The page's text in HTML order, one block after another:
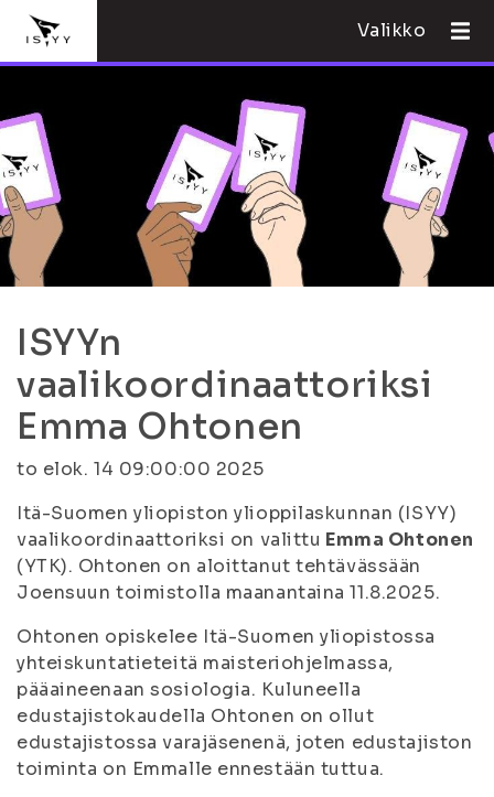
Valikko
ISYYn
vaalikoordinaattoriksi
Emma Ohtonen
to elok. 14 09:00:00 2025
Itä-Suomen yliopiston ylioppilaskunnan (ISYY)
vaalikoordinaattoriksi on valittu Emma Ohtonen
(YTK). Ohtonen on aloittanut tehtävässään
Joensuun toimistolla maanantaina 11.8.2025.
Ohtonen opiskelee Itä-Suomen yliopistossa
yhteiskuntatieteitä maisteriohjelmassa,
pääaineenaan sosiologia. Kuluneella
edustajistokaudella Ohtonen on ollut
edustajistossa varajäsenenä, joten edustajiston
toiminta on Emmalle ennestään tuttua.